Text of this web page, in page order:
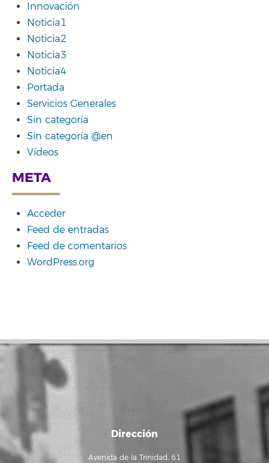
Innovación
Noticia1
Noticia2
Noticia3
Noticia4
Portada
Servicios Generales
Sin categoría
Sin categoría @en
Vídeos
META
Acceder
Feed de entradas
Feed de comentarios
WordPress.org
Dirección
Avenida de la Trinidad, 61